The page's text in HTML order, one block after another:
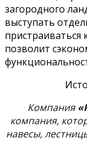
загородного
выступать
пристраиваться
позволит
Компания
компания,
навесы,